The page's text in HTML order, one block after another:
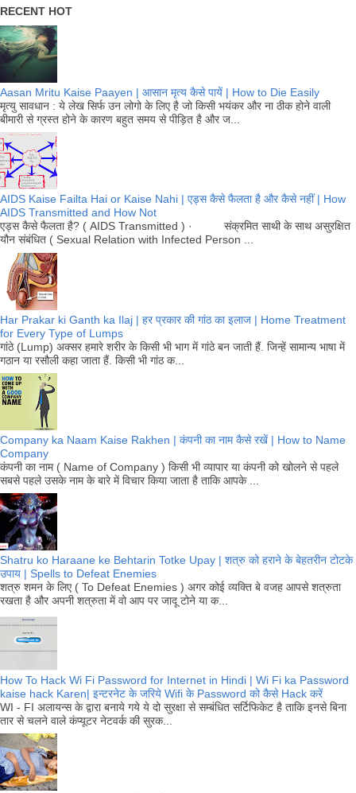
RECENT HOT
Aasan Mritu Kaise Paayen | आसान मृत्य कैसे पायें | How to Die Easily
मृत्यु सावधान : ये लेख सिर्फ उन लोगो के लिए है जो किसी भयंकर और ना ठीक होने वाली
बीमारी से ग्रस्त होने के कारण बहुत समय से पीड़ित है और ज...
AIDS Kaise Failta Hai or Kaise Nahi | एड्स कैसे फैलता है और कैसे नहीं | How
AIDS Transmitted and How Not
एड्स कैसे फैलता है? ( AIDS Transmitted ) · संक्रमित साथी के साथ असुरक्षित
यौन संबंधित ( Sexual Relation with Infected Person ...
Har Prakar ki Ganth ka Ilaj | हर प्रकार की गांठ का इलाज | Home Treatment
for Every Type of Lumps
गांठे (Lump) अक्सर हमारे शरीर के किसी भी भाग में गांठे बन जाती हैं. जिन्हें सामान्य भाषा में
गठान या रसौली कहा जाता हैं. किसी भी गांठ क...
Company ka Naam Kaise Rakhen | कंपनी का नाम कैसे रखें | How to Name
Company
कंपनी का नाम ( Name of Company ) किसी भी व्यापार या कंपनी को खोलने से पहले
सबसे पहले उसके नाम के बारे में विचार किया जाता है ताकि आपके ...
Shatru ko Haraane ke Behtarin Totke Upay | शत्रु को हराने के बेहतरीन टोटके
उपाय | Spells to Defeat Enemies
शत्रु शमन के लिए ( To Defeat Enemies ) अगर कोई व्यक्ति बे वजह आपसे शत्रुता
रखता है और अपनी शत्रुता में वो आप पर जादू टोने या क...
How To Hack Wi Fi Password for Internet in Hindi | Wi Fi ka Password
kaise hack Karen| इन्टरनेट के जरिये Wifi के Password को कैसे Hack करें
WI - FI अलायन्स के द्वारा बनाये गये ये दो सुरक्षा से सम्बंधित सर्टिफिकेट है ताकि इनसे बिना
तार से चलने वाले कंप्यूटर नेटवर्क की सुरक...